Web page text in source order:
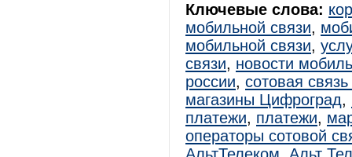
Ключевые слова:
мобильной связи,
мобильной связи,
связи, новости
россии, сотовая
магазины Цифроград,
платежи, платежи,
операторы сотовой